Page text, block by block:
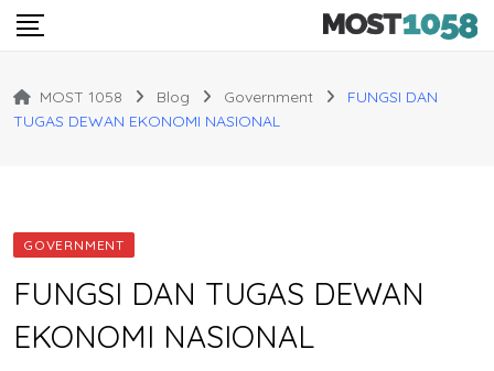
Skip
MOST 1058 Blog Government
FUNGSI DAN
TUGAS DEWAN EKONOMI NASIONAL
GOVERNMENT
FUNGSI DAN TUGAS DEWAN
EKONOMI NASIONAL